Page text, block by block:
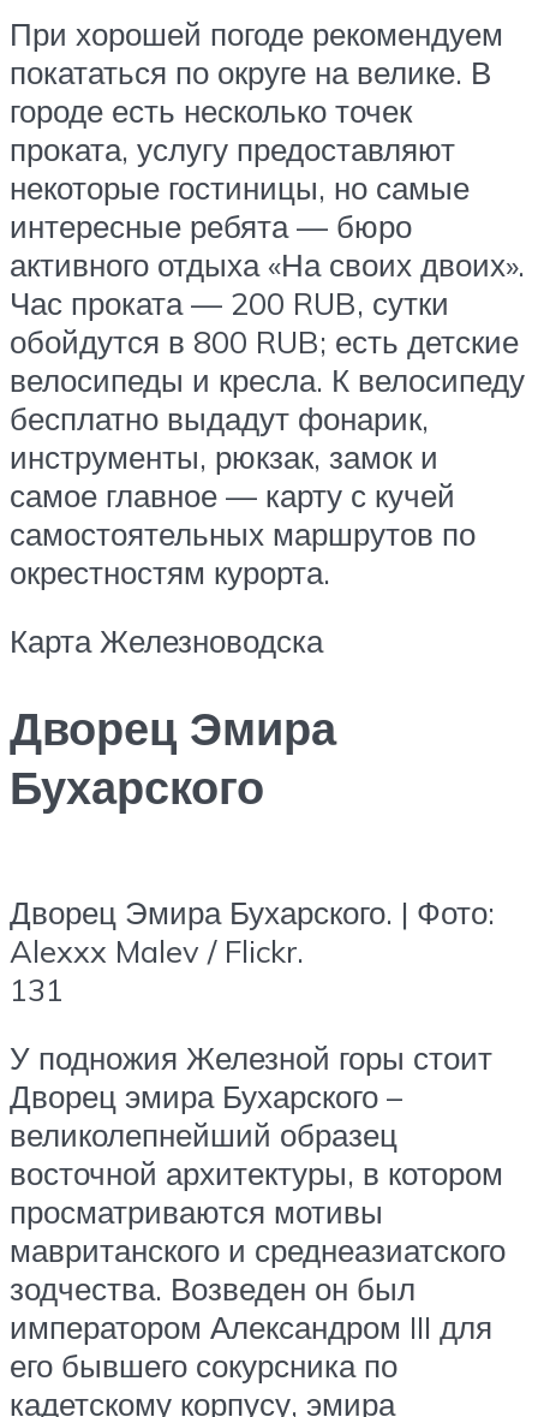
При хорошей погоде рекомендуем
покататься по округе на велике. В
городе есть несколько точек
проката, услугу предоставляют
некоторые гостиницы, но самые
интересные ребята — бюро
активного отдыха «На своих двоих».
Час проката — 200 RUB, сутки
обойдутся в 800 RUB; есть детские
велосипеды и кресла. К велосипеду
бесплатно выдадут фонарик,
инструменты, рюкзак, замок и
самое главное — карту с кучей
самостоятельных маршрутов по
окрестностям курорта.
Карта Железноводска
Дворец Эмира
Бухарского
Дворец Эмира Бухарского. | Фото:
Alexxx Malev / Flickr.
131
У подножия Железной горы стоит
Дворец эмира Бухарского –
великолепнейший образец
восточной архитектуры, в котором
просматриваются мотивы
мавританского и среднеазиатского
зодчества. Возведен он был
императором Александром III для
его бывшего сокурсника по
кадетскому корпусу, эмира